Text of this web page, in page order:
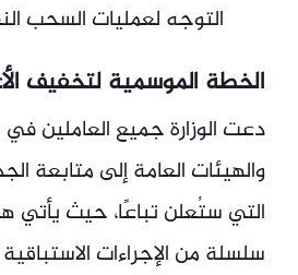
التوجه لعمليات السحب
الخطة الموسمية لتخفيف
دعت الوزارة جميع العاملين
والهيئات العامة إلى متابعة
التي ستُعلن تباعًا، حيث يأتي
سلسلة من الإجراءات